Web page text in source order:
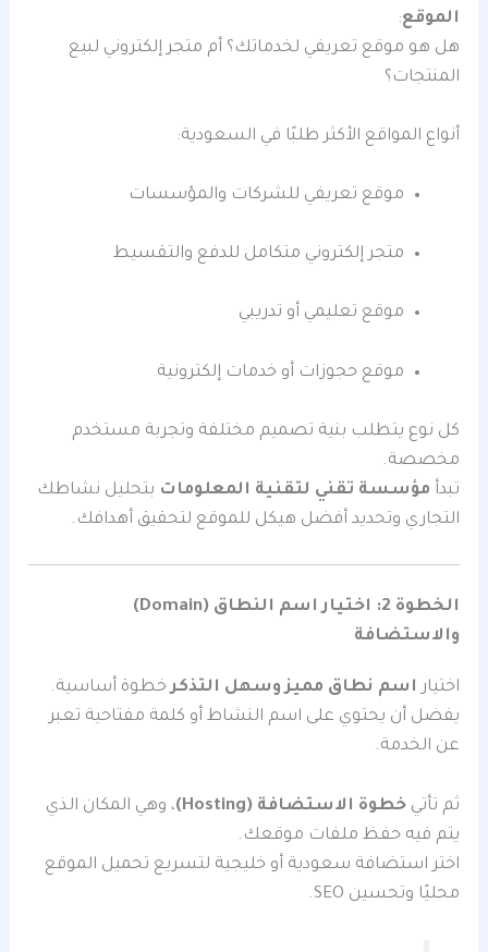
الموقع:
هل هو موقع تعريفي لخدماتك؟ أم متجر إلكتروني لبيع
المنتجات؟
أنواع المواقع الأكثر طلبًا في السعودية:
موقع تعريفي للشركات والمؤسسات
متجر إلكتروني متكامل للدفع والتقسيط
موقع تعليمي أو تدريبي
موقع حجوزات أو خدمات إلكترونية
كل نوع يتطلب بنية تصميم مختلفة وتجربة مستخدم
مخصصة.
تبدأ مؤسسة تقني لتقنية المعلومات بتحليل نشاطك
التجاري وتحديد أفضل هيكل للموقع لتحقيق أهدافك.
الخطوة 2: اختيار اسم النطاق (Domain)
والاستضافة
اختيار اسم نطاق مميز وسهل التذكرخطوة أساسية.
يفضل أن يحتوي على اسم النشاط أو كلمة مفتاحية تعبر
عن الخدمة.
ثم تأتيخطوة الاستضافة (Hosting)
، وهي المكان الذي
يتم فيه حفظ ملفات موقعك.
اختر استضافة سعودية أو خليجية لتسريع تحميل الموقع
محليًا وتحسين SEO.